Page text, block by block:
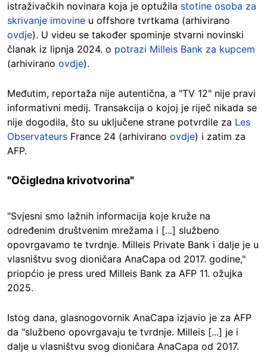
istraživačkih novinara koja je optužila stotine osoba za
skrivanje imovine u offshore tvrtkama (arhivirano
ovdje). U videu se također spominje stvarni novinski
članak iz lipnja 2024. o potrazi Milleis Bank za kupcem
(arhivirano ovdje).
Međutim, reportaža nije autentična, a "TV 12" nije pravi
informativni medij. Transakcija o kojoj je riječ nikada se
nije dogodila, što su uključene strane potvrdile za Les
Observateurs France 24 (arhivirano ovdje) i zatim za
AFP.
"Očigledna krivotvorina"
"Svjesni smo lažnih informacija koje kruže na
određenim društvenim mrežama i [...] službeno
opovrgavamo te tvrdnje. Milleis Private Bank i dalje je u
vlasništvu svog dioničara AnaCapa od 2017. godine,"
priopćio je press ured Milleis Bank za AFP 11. ožujka
2025.
Istog dana, glasnogovornik AnaCapa izjavio je za AFP
da "službeno opovrgavaju te tvrdnje. Milleis [...] je i
dalje u vlasništvu svog dioničara AnaCapa od 2017.